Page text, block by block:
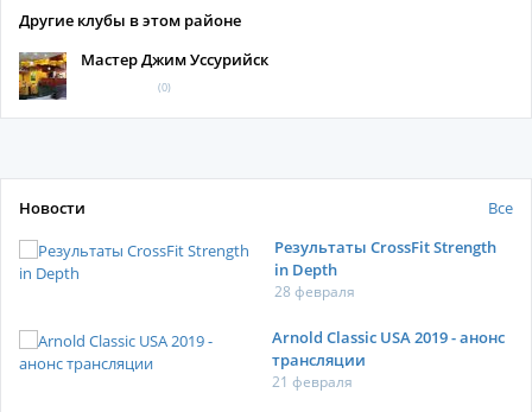
Другие клубы в этом районе
Мастер Джим Уссурийск
(0)
Новости
Все
Результаты CrossFit Strength
in Depth
28 февраля
Arnold Classic USA 2019 - анонс
трансляции
21 февраля